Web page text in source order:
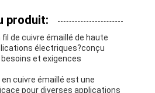
produit:
de cuivre émaillé de haute
électriques?conçu
et exigences
cuivre émaillé est une
pour diverses applications